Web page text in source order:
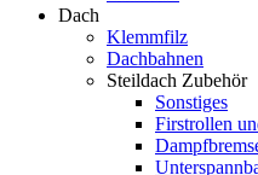
Dach
Klemmfilz
Dachbahnen
Steildach Zubehör
Sonstiges
Firstrollen